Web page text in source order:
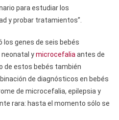
para estudiar los
y probar tratamientos”.
los genes de seis bebés
ymicrocefalia antes de
de estos bebés también
de diagnósticos en bebés
de microcefalia, epilepsia y
rara: hasta el momento sólo se